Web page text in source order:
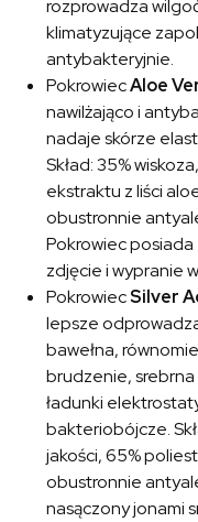
rozprowadza
klimatyzujące
antybakteryjnie.
PokrowiecAloe
nawilżająco i
nadaje skórze
Skład: 35%
ekstraktu z liści
obustronnie
Pokrowiec
zdjęcie i wypranie
PokrowiecSilver
lepsze
bawełna,
brudzenie,
ładunki
bakteriobójcze.
jakości, 65%
obustronnie
nasączony jonami